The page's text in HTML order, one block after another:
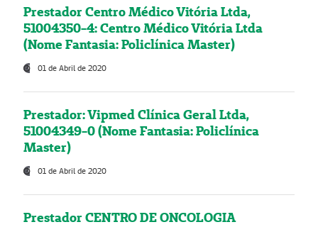
Prestador Centro Médico Vitória Ltda,
51004350-4: Centro Médico Vitória Ltda
(Nome Fantasia: Policlínica Master)
01 de Abril de 2020
Prestador: Vipmed Clínica Geral Ltda,
51004349-0 (Nome Fantasia: Policlínica
Master)
01 de Abril de 2020
Prestador CENTRO DE ONCOLOGIA